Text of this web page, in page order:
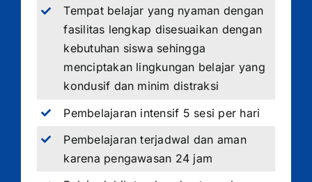
Tempat belajar yang nyaman dengan
fasilitas lengkap disesuaikan dengan
kebutuhan siswa sehingga
menciptakan lingkungan belajar yang
kondusif dan minim distraksi
Pembelajaran intensif 5 sesi per hari
Pembelajaran terjadwal dan aman
karena pengawasan 24 jam